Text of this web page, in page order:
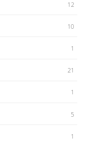
12
10
1
21
1
5
1